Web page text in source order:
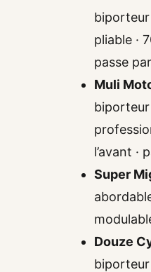
biporteur
pliable ·
passe
Muli
biporteur
l’avant ·
Super
Douze